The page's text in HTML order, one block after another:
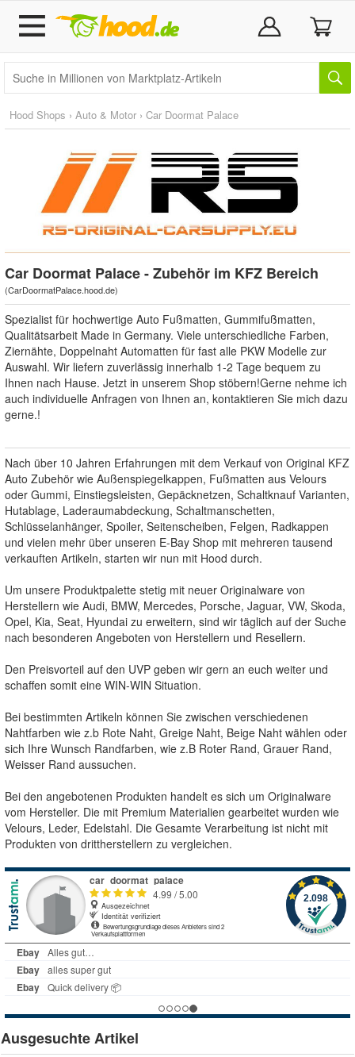
Hood Shops › Auto & Motor › Car Doormat Palace
Car Doormat Palace - Zubehör im KFZ Bereich
(CarDoormatPalace.hood.de)
Spezialist für hochwertige Auto Fußmatten, Gummifußmatten,
Qualitätsarbeit Made in Germany. Viele unterschiedliche Farben,
Ziernähte, Doppelnaht Automatten für fast alle PKW Modelle zur
Auswahl. Wir liefern zuverlässig innerhalb 1-2 Tage bequem zu
Ihnen nach Hause. Jetzt in unserem Shop stöbern!Gerne nehme ich
auch individuelle Anfragen von Ihnen an, kontaktieren Sie mich dazu
gerne.!
Nach über 10 Jahren Erfahrungen mit dem Verkauf von Original KFZ
Auto Zubehör wie Außenspiegelkappen, Fußmatten aus Velours
oder Gummi, Einstiegsleisten, Gepäcknetzen, Schaltknauf Varianten,
Hutablage, Laderaumabdeckung, Schaltmanschetten,
Schlüsselanhänger, Spoiler, Seitenscheiben, Felgen, Radkappen
und vielen mehr über unseren E-Bay Shop mit mehreren tausend
verkauften Artikeln, starten wir nun mit Hood durch.
Um unsere Produktpalette stetig mit neuer Originalware von
Herstellern wie Audi, BMW, Mercedes, Porsche, Jaguar, VW, Skoda,
Opel, Kia, Seat, Hyundai zu erweitern, sind wir täglich auf der Suche
nach besonderen Angeboten von Herstellern und Resellern.
Den Preisvorteil auf den UVP geben wir gern an euch weiter und
schaffen somit eine WIN-WIN Situation.
Bei bestimmten Artikeln können Sie zwischen verschiedenen
Nahtfarben wie z.b Rote Naht, Greige Naht, Beige Naht wählen oder
sich Ihre Wunsch Randfarben, wie z.B Roter Rand, Grauer Rand,
Weisser Rand aussuchen.
Bei den angebotenen Produkten handelt es sich um Originalware
vom Hersteller. Die mit Premium Materialien gearbeitet wurden wie
Velours, Leder, Edelstahl. Die Gesamte Verarbeitung ist nicht mit
Produkten von drittherstellern zu vergleichen.
Ausgesuchte Artikel